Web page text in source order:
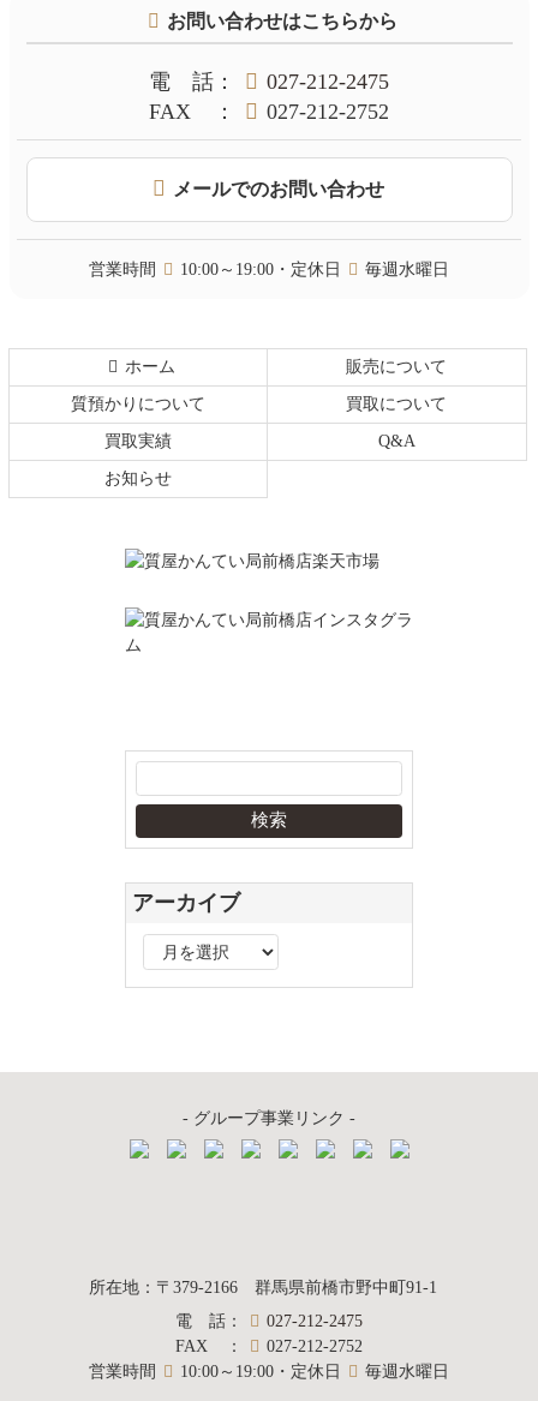
お問い合わせはこちらから
電話 ：
027-212-2475
FAX
： 027-212-2752
メールでのお問い合わせ
営業時間 10:00～19:00・定休日 毎週水曜日
ホーム 販売について
質預かりについて 買取について
買取実績 Q&A
お知らせ
アーカイブ
ー
- グループ事業リンク -
質屋かんてい局
前橋店
所在地 ： 〒379-2166群馬県前橋市野中町91-1
電話 ：
027-212-2475
FAX
：
027-212-2752
営業時間
10:00～19:00・定休日 毎週水曜日